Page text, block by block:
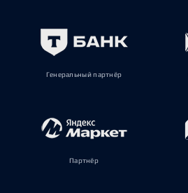
Генеральный партнёр
Партнёр